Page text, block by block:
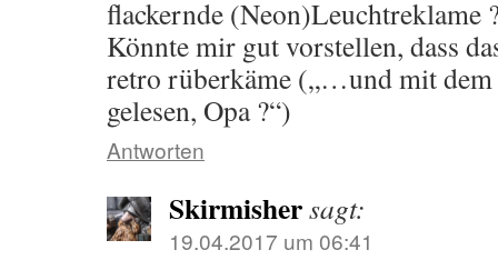
flackernde (Neon)Leuchtreklame
Könnte mir gut vorstellen, dass
retro rüberkäme („…und mit
gelesen, Opa ?“)
Antworten
Skirmishersagt:
19.04.2017 um 06:41